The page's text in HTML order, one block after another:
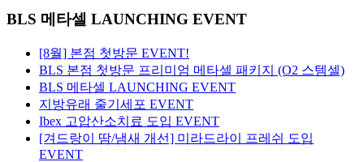
BLS 메타셀 LAUNCHING EVENT
[8월] 본점 첫방문 EVENT!
BLS 본점 첫방문 프리미엄 메타셀 패키지 (O2 스템셀)
BLS 메타셀 LAUNCHING EVENT
지방유래 줄기세포 EVENT
Ibex 고압산소치료 도입 EVENT
[겨드랑이 땀/냄새 개선] 미라드라이 프레쉬 도입
EVENT